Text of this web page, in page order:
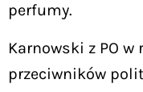
perfumy.
Karnowski z PO
przeciwników